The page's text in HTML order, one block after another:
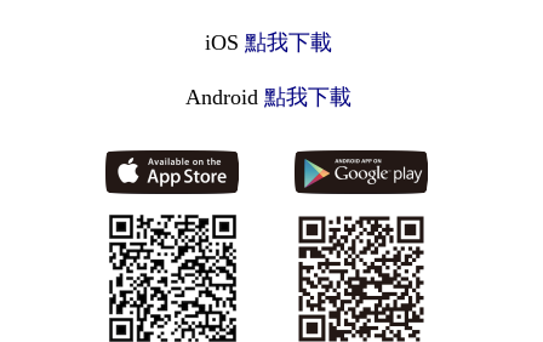
iOS 點我下載
Android 點我下載